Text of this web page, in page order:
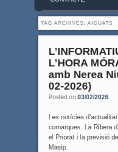
TAG ARCHIVES: AIGUATS
L’HORA
amb Nerea
02-2026)
Posted on 03/02/2026
Les notícies
comarques: La Ribera
el Priorat i la previsió
Masip.